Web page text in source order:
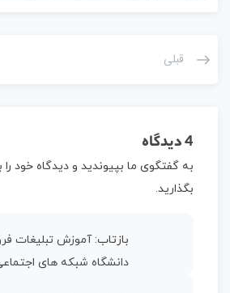
قبلی
4 دیدگاه
به گفتگوی ما بپیوندید و دیدگاه خود را
بگذارید.
بازتاب:آموزش تبلیغات
دانشگاه شبکه های